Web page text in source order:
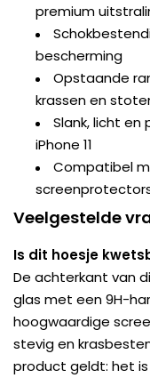
premium
bescherming
Opstaande
krassen en
Slank, licht
iPhone 11
Compatibel
Veelgestelde
Is dit hoesje
De achterkant van
glas met een 9H-
hoogwaardige
stevig en
product geldt: het